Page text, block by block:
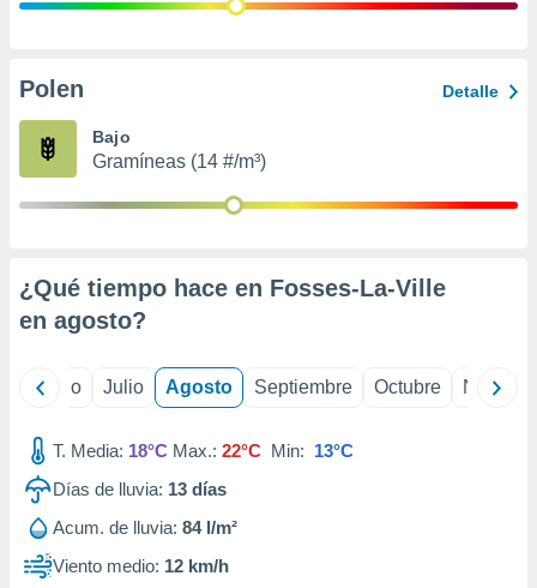
e
publicidad
Polen Detalle
Bajo
Gramíneas (14 #/m³)
¿Qué tiempo hace en Fosses-La-Ville
en agosto?
Junio Julio Agosto Septiembre Octubre
T. Media: 18°C Max.: 22°C Min: 13°C
Días de lluvia: 13 días
Acum. de lluvia: 84 l/m²
Viento medio: 12 km/h